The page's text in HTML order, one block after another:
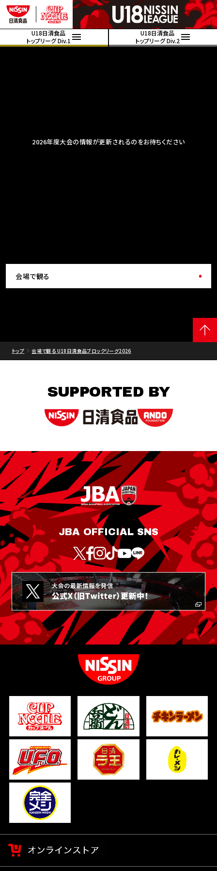
U18日清食品
トップリーグ Div.1
U18日清食品
トップリーグ Div.2
2026年度大会の情報が更新されるのをお待ちください
会場で観る
トップ 会場で観る U18日清食品ブロックリーグ2026
SUPPORTED BY
JBA OFFICIAL SNS